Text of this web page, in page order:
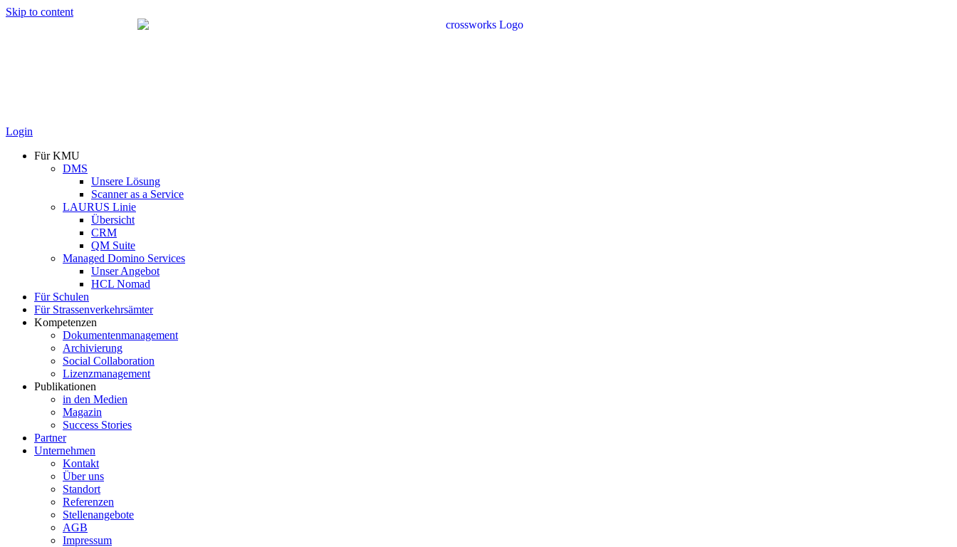
Skip to content
Login
Für KMU
DMS
Unsere Lösung
Scanner as a Service
LAURUS Linie
Übersicht
CRM
QM Suite
Managed Domino Services
Unser Angebot
HCL Nomad
Für Schulen
Für Strassenverkehrsämter
Kompetenzen
Dokumentenmanagement
Archivierung
Social Collaboration
Lizenzmanagement
Publikationen
in den Medien
Magazin
Success Stories
Partner
Unternehmen
Kontakt
Über uns
Standort
Referenzen
Stellenangebote
AGB
Impressum